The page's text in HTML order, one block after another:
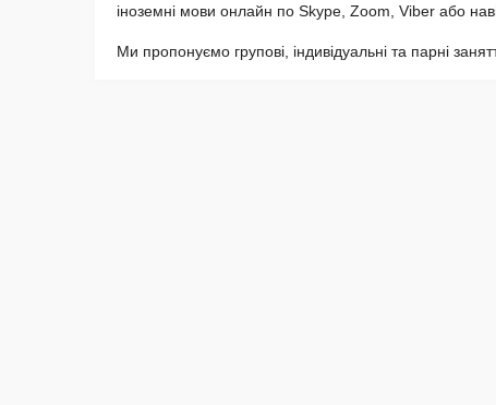
іноземні мови онлайн по Skype, Zoom, Viber або
Ми пропонуємо групові, індивідуальні та парні